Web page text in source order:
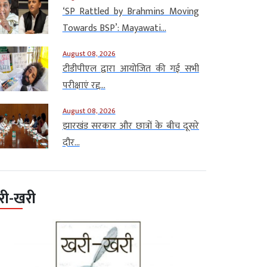
‘SP Rattled by Brahmins Moving
Towards BSP’: Mayawati...
August 08, 2026
टीडीपीएल द्वारा आयोजित की गई सभी
परीक्षाएं रद्द...
August 08, 2026
झारखंड सरकार और छात्रों के बीच दूसरे
दौर...
खरी